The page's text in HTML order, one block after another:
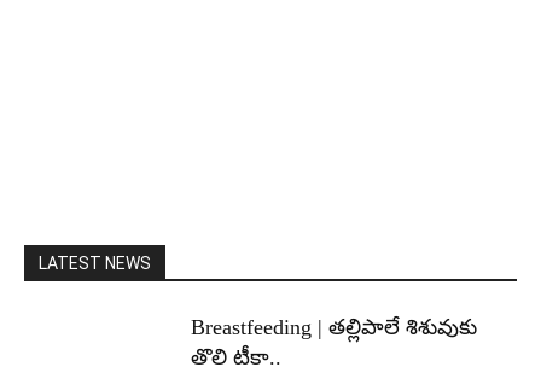
LATEST NEWS
Breastfeeding | తల్లిపాలే శిశువుకు
తొలి టీకా..